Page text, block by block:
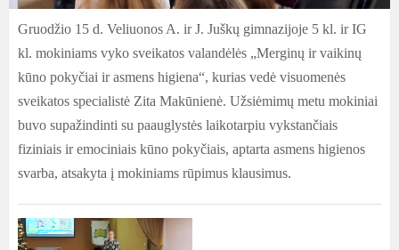
Gruodžio 15 d. Veliuonos A. ir J. Juškų gimnazijoje 5 kl. ir IG
kl. mokiniams vyko sveikatos valandėlės „Merginų ir vaikinų
kūno pokyčiai ir asmens higiena“, kurias vedė visuomenės
sveikatos specialistė Zita Makūnienė. Užsiėmimų metu mokiniai
buvo supažindinti su paauglystės laikotarpiu vykstančiais
fiziniais ir emociniais kūno pokyčiais, aptarta asmens higienos
svarba, atsakyta į mokiniams rūpimus klausimus.